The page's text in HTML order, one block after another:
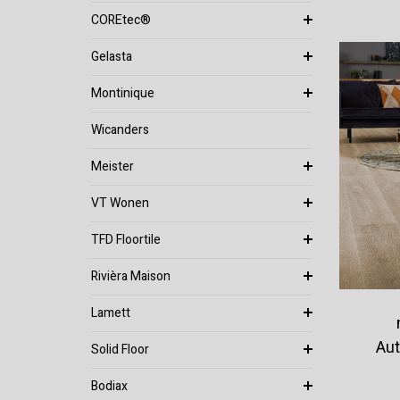
COREtec®
Gelasta
Montinique
Wicanders
Meister
VT Wonen
TFD Floortile
Rivièra Maison
Lamett
Solid Floor
Bodiax